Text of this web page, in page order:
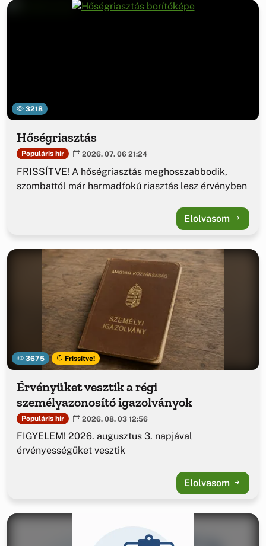
3218
Hőségriasztás
Populáris hír 2026. 07. 06 21:24
FRISSÍTVE! A hőségriasztás meghosszabbodik,
szombattól már harmadfokú riasztás lesz érvényben
Elolvasom
3675 Frissítve!
Érvényüket vesztik a régi
személyazonosító igazolványok
Populáris hír 2026. 08. 03 12:56
FIGYELEM! 2026. augusztus 3. napjával
érvényességüket vesztik
Elolvasom